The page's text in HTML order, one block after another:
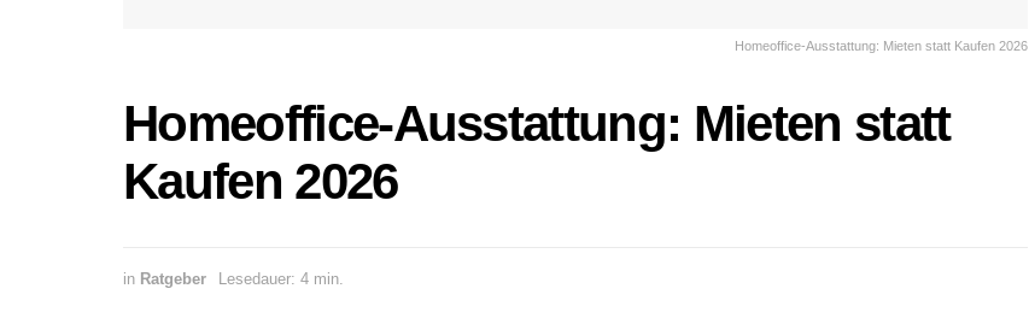
Homeoffice-Ausstattung: Mieten statt Kaufen 2026
Homeoffice-Ausstattung: Mieten statt
Kaufen 2026
in Ratgeber Lesedauer: 4 min.